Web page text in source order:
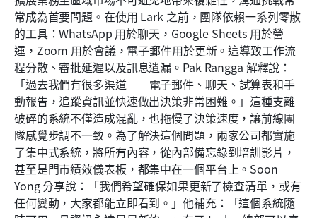
常成為首要問題。在使用 Lark 之前，團隊依賴一系列零散
的工具：WhatsApp 用於聊天，Google Sheets 用於營
運，Zoom 用於會議，電子郵件用於更新。這導致工作流
程分散、審批延遲以及訊息遺漏。Pak Rangga 解釋說：
「過去我們有很多渠道——電子郵件、聊天、試算表和手
動報告，追蹤資訊並快速做出決策非常困難。」這種支離
破碎的系統不僅造成混亂，也拖慢了決策速度，讓前線團
隊感覺步調不一致。為了解決這個問題，兩家公司都實施
了集中式系統，將所有內容，從內部備忘錄到培訓影片，
甚至是門市績效儀表板，都集中在一個平台上。Soon
Yong 分享說：「我們希望確保如果更新了檢查清單，或有
任何變動，大家都能立即看到。」他補充：「這個系統隨